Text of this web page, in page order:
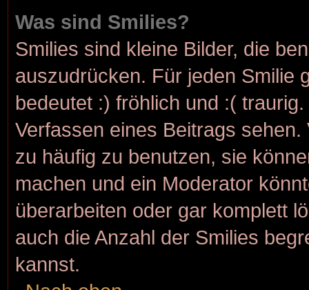
Was sind Smilies?
Smilies sind kleine Bilder, die
auszudrücken. Für jeden Smilie
bedeutet :) fröhlich und :(
Verfassen eines Beitrags
zu häufig zu benutzen, sie
machen und ein Moderator
überarbeiten oder gar komplett
auch die Anzahl der Smilies
kannst.